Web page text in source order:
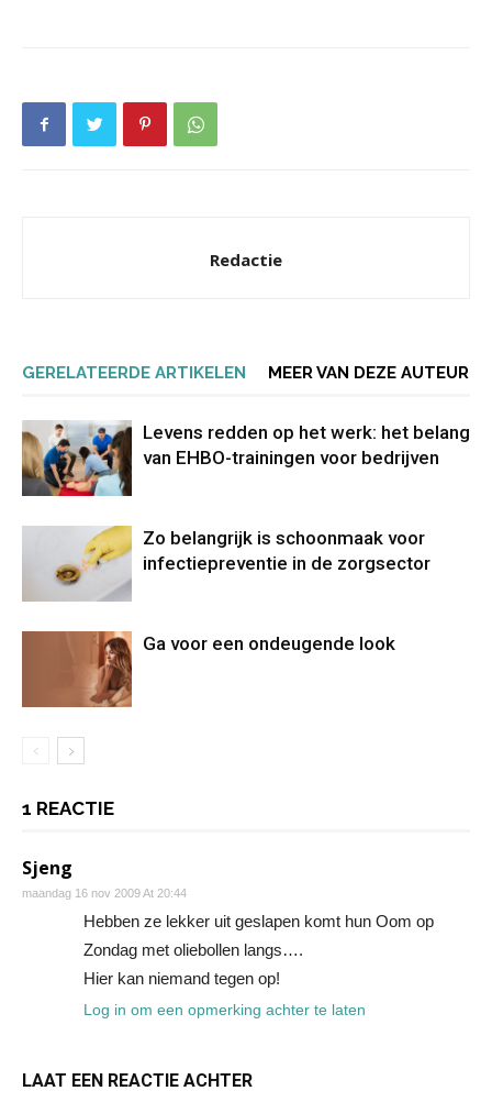
Redactie
GERELATEERDE ARTIKELEN MEER VAN DEZE AUTEUR
Levens redden op het werk: het belang
van EHBO-trainingen voor bedrijven
Zo belangrijk is schoonmaak voor
infectiepreventie in de zorgsector
Ga voor een ondeugende look
1 REACTIE
Sjeng
maandag 16 nov 2009 At 20:44
Hebben ze lekker uit geslapen komt hun Oom op
Zondag met oliebollen langs….
Hier kan niemand tegen op!
Log in om een opmerking achter te laten
LAAT EEN REACTIE ACHTER